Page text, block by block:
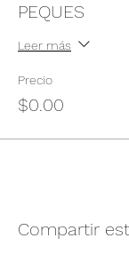
PEQUES
Leer más
Precio
$0.00
Compartir